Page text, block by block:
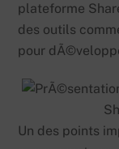
plateforme
des outils
pour
Un des points